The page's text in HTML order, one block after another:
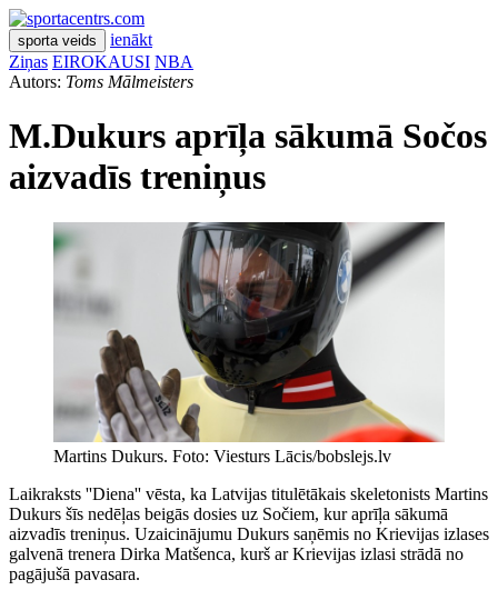
sporta veids
ienākt
Ziņas EIROKAUSI NBA
Autors: Toms Mālmeisters
M.Dukurs aprīļa sākumā Sočos
aizvadīs treniņus
Martins Dukurs. Foto: Viesturs Lācis/bobslejs.lv
Laikraksts ''Diena'' vēsta, ka Latvijas titulētākais skeletonists Martins
Dukurs šīs nedēļas beigās dosies uz Sočiem, kur aprīļa sākumā
aizvadīs treniņus. Uzaicinājumu Dukurs saņēmis no Krievijas izlases
galvenā trenera Dirka Matšenca, kurš ar Krievijas izlasi strādā no
pagājušā pavasara.